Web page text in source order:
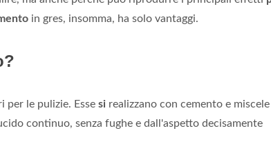
in gres, insomma, ha solo vantaggi.
per le pulizie. Esse si realizzano con cemento e
continuo, senza fughe e dall'aspetto decisamente